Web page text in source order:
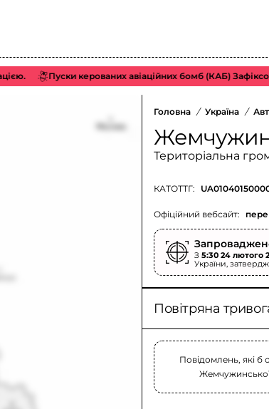
Пуски керованих авіаційних бомб (КАБ)
Головна / Україна /
Територіальна
КАТОТТГ:
Офіційний вебсайт:
З5:30 24 лютого
України,
Повітряна
Повідомлень, які б
Жемчужинської